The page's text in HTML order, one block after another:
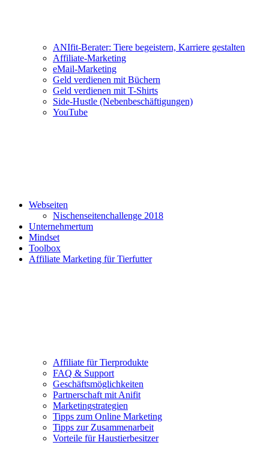
ANIfit-Berater: Tiere begeistern, Karriere gestalten
Affiliate-Marketing
eMail-Marketing
Geld verdienen mit Büchern
Geld verdienen mit T-Shirts
Side-Hustle (Nebenbeschäftigungen)
YouTube
Webseiten
Nischenseitenchallenge 2018
Unternehmertum
Mindset
Toolbox
Affiliate Marketing für Tierfutter
Affiliate für Tierprodukte
FAQ & Support
Geschäftsmöglichkeiten
Partnerschaft mit Anifit
Marketingstrategien
Tipps zum Online Marketing
Tipps zur Zusammenarbeit
Vorteile für Haustierbesitzer